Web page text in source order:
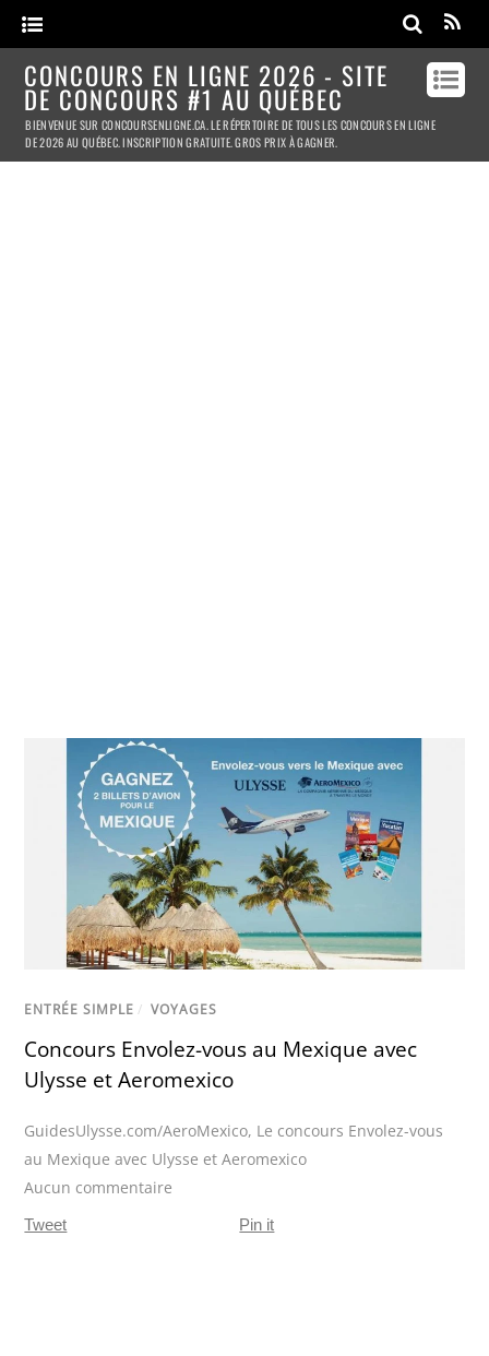
CONCOURS EN LIGNE 2026 - SITE
DE CONCOURS #1 AU QUÉBEC
BIENVENUE SUR CONCOURSENLIGNE.CA. LE RÉPERTOIRE DE TOUS LES CONCOURS EN LIGNE
DE 2026 AU QUÉBEC. INSCRIPTION GRATUITE. GROS PRIX À GAGNER.
ENTRÉE SIMPLE / VOYAGES
Concours Envolez-vous au Mexique avec
Ulysse et Aeromexico
GuidesUlysse.com/AeroMexico, Le concours Envolez-vous
au Mexique avec Ulysse et Aeromexico
Aucun commentaire
Tweet Pin it